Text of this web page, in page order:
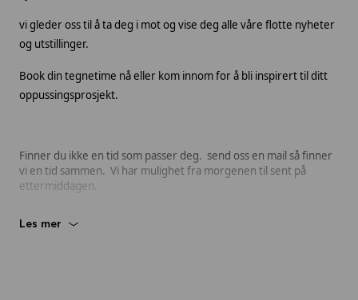
vi gleder oss til å ta deg i mot og vise deg alle våre flotte nyheter
og utstillinger.
Book din tegnetime nå eller kom innom for å bli inspirert til ditt
oppussingsprosjekt.
Finner du ikke en tid som passer deg. send oss en mail så finner
vi en tid sammen. Vi har mulighet fra morgenen til sent på
ettermiddagen.
(mandag til fredag 10.00-18.00) eller på skoyen@skoyen.kvik.no.
Les mer